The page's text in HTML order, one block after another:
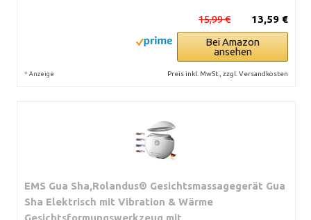
13,59 €
15,99 €
Bei Amazon
ansehen
* Anzeige Preis inkl. MwSt., zzgl. Versandkosten
EMS Gua Sha,Rolandus® Gesichtsmassagegerät Gua
Sha Elektrisch mit Vibration & Wärme
Gesichtsformungswerkzeug mit